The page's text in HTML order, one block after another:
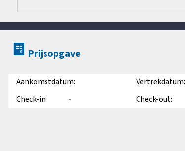
Prijsopgave
Aankomstdatum:
-
Check-in:
-
Vertrekdatum:
Check-out: